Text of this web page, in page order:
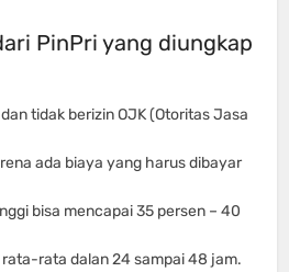
PinPri yang diungkap
tidak berizin OJK (Otoritas Jasa
ada biaya yang harus dibayar
bisa mencapai 35 persen – 40
rata dalan 24 sampai 48 jam.